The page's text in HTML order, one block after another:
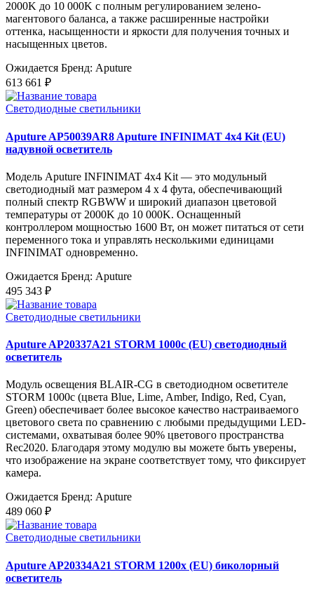
2000K до 10 000K с полным регулированием зелено-
магентового баланса, а также расширенные настройки
оттенка, насыщенности и яркости для получения точных и
насыщенных цветов.
Ожидается Бренд: Aputure
613 661 ₽
Светодиодные светильники
Aputure AP50039AR8 Aputure INFINIMAT 4x4 Kit (EU)
надувной осветитель
Модель Aputure INFINIMAT 4x4 Kit — это модульный
светодиодный мат размером 4 x 4 фута, обеспечивающий
полный спектр RGBWW и широкий диапазон цветовой
температуры от 2000K до 10 000K. Оснащенный
контроллером мощностью 1600 Вт, он может питаться от сети
переменного тока и управлять несколькими единицами
INFINIMAT одновременно.
Ожидается Бренд: Aputure
495 343 ₽
Светодиодные светильники
Aputure AP20337A21 STORM 1000c (EU) светодиодный
осветитель
Модуль освещения BLAIR-CG в светодиодном осветителе
STORM 1000c (цвета Blue, Lime, Amber, Indigo, Red, Cyan,
Green) обеспечивает более высокое качество настраиваемого
цветового света по сравнению с любыми предыдущими LED-
системами, охватывая более 90% цветового пространства
Rec2020. Благодаря этому модулю вы можете быть уверены,
что изображение на экране соответствует тому, что фиксирует
камера.
Ожидается Бренд: Aputure
489 060 ₽
Светодиодные светильники
Aputure AP20334A21 STORM 1200x (EU) биколорный
осветитель